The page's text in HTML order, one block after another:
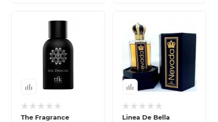
The Fragrance
Linea De Bella